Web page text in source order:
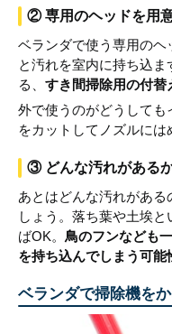
② 専用のヘッドを用
ベランダで使う専用のヘ
と汚れを室内に持ち込ま
る、 すき間掃除用の付替
外で使うのがどうして
をカットしてノズルには
③ どんな汚れがある
あとはどんな汚れがある
しょう。落ち葉や土埃
ばOK。 鳥のフンなども
を持ち込んでしまう可能
ベランダで掃除機をか